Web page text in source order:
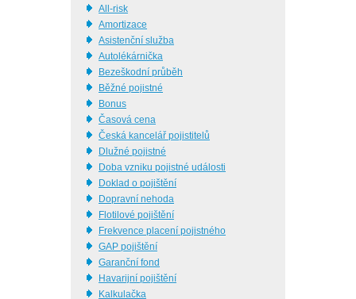
All-risk
Amortizace
Asistenční služba
Autolékárnička
Bezeškodní průběh
Běžné pojistné
Bonus
Časová cena
Česká kancelář pojistitelů
Dlužné pojistné
Doba vzniku pojistné události
Doklad o pojištění
Dopravní nehoda
Flotilové pojištění
Frekvence placení pojistného
GAP pojištění
Garanční fond
Havarijní pojištění
Kalkulačka